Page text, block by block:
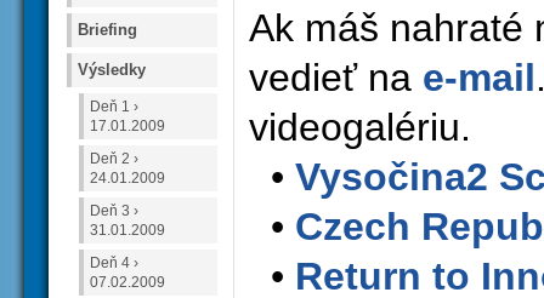
Briefing
Výsledky
Deň 1 ›
17.01.2009
Deň 2 ›
24.01.2009
Deň 3 ›
31.01.2009
Deň 4 ›
07.02.2009
Ak máš nahraté
vedieť na e-mail
videogalériu.
• Vysočina2
• Czech
• Return to